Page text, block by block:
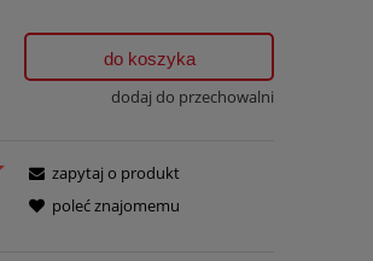
do koszyka
dodaj do przechowalni
zapytaj o produkt
poleć znajomemu